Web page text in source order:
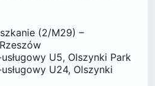
(2/M29) –
U5, Olszynki Park
U24, Olszynki